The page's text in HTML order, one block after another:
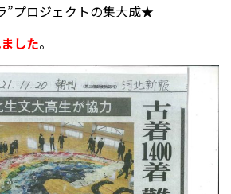
保護者の方へ
お問い合わせ
各種証明書
”プロジェクトの集大成★
した。